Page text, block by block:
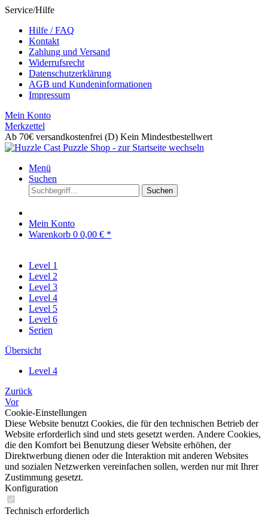
Service/Hilfe
Hilfe / FAQ
Kontakt
Zahlung und Versand
Widerrufsrecht
Datenschutzerklärung
AGB und Kundeninformationen
Impressum
Mein Konto
Merkzettel
Ab 70€ versandkostenfrei (D) Kein Mindestbestellwert
Menü
Suchen
Suchen
Mein Konto
Warenkorb 0 0,00 € *
Level 1
Level 2
Level 3
Level 4
Level 5
Level 6
Serien
Übersicht
Level 4
Zurück
Vor
Cookie-Einstellungen
Diese Website benutzt Cookies, die für den technischen Betrieb der
Website erforderlich sind und stets gesetzt werden. Andere Cookies,
die den Komfort bei Benutzung dieser Website erhöhen, der
Direktwerbung dienen oder die Interaktion mit anderen Websites
und sozialen Netzwerken vereinfachen sollen, werden nur mit Ihrer
Zustimmung gesetzt.
Konfiguration
Technisch erforderlich